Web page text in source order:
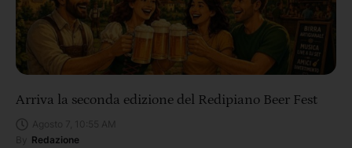
Arriva la seconda edizione del Redipiano Beer Fest
Redazione